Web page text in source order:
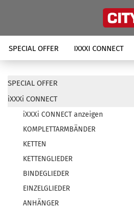
SPECIAL OFFER IXXXI CONNECT
SPECIAL OFFER
iXXXi CONNECT
iXXXi CONNECT anzeigen
KOMPLETTARMBÄNDER
KETTEN
KETTENGLIEDER
BINDEGLIEDER
EINZELGLIEDER
ANHÄNGER